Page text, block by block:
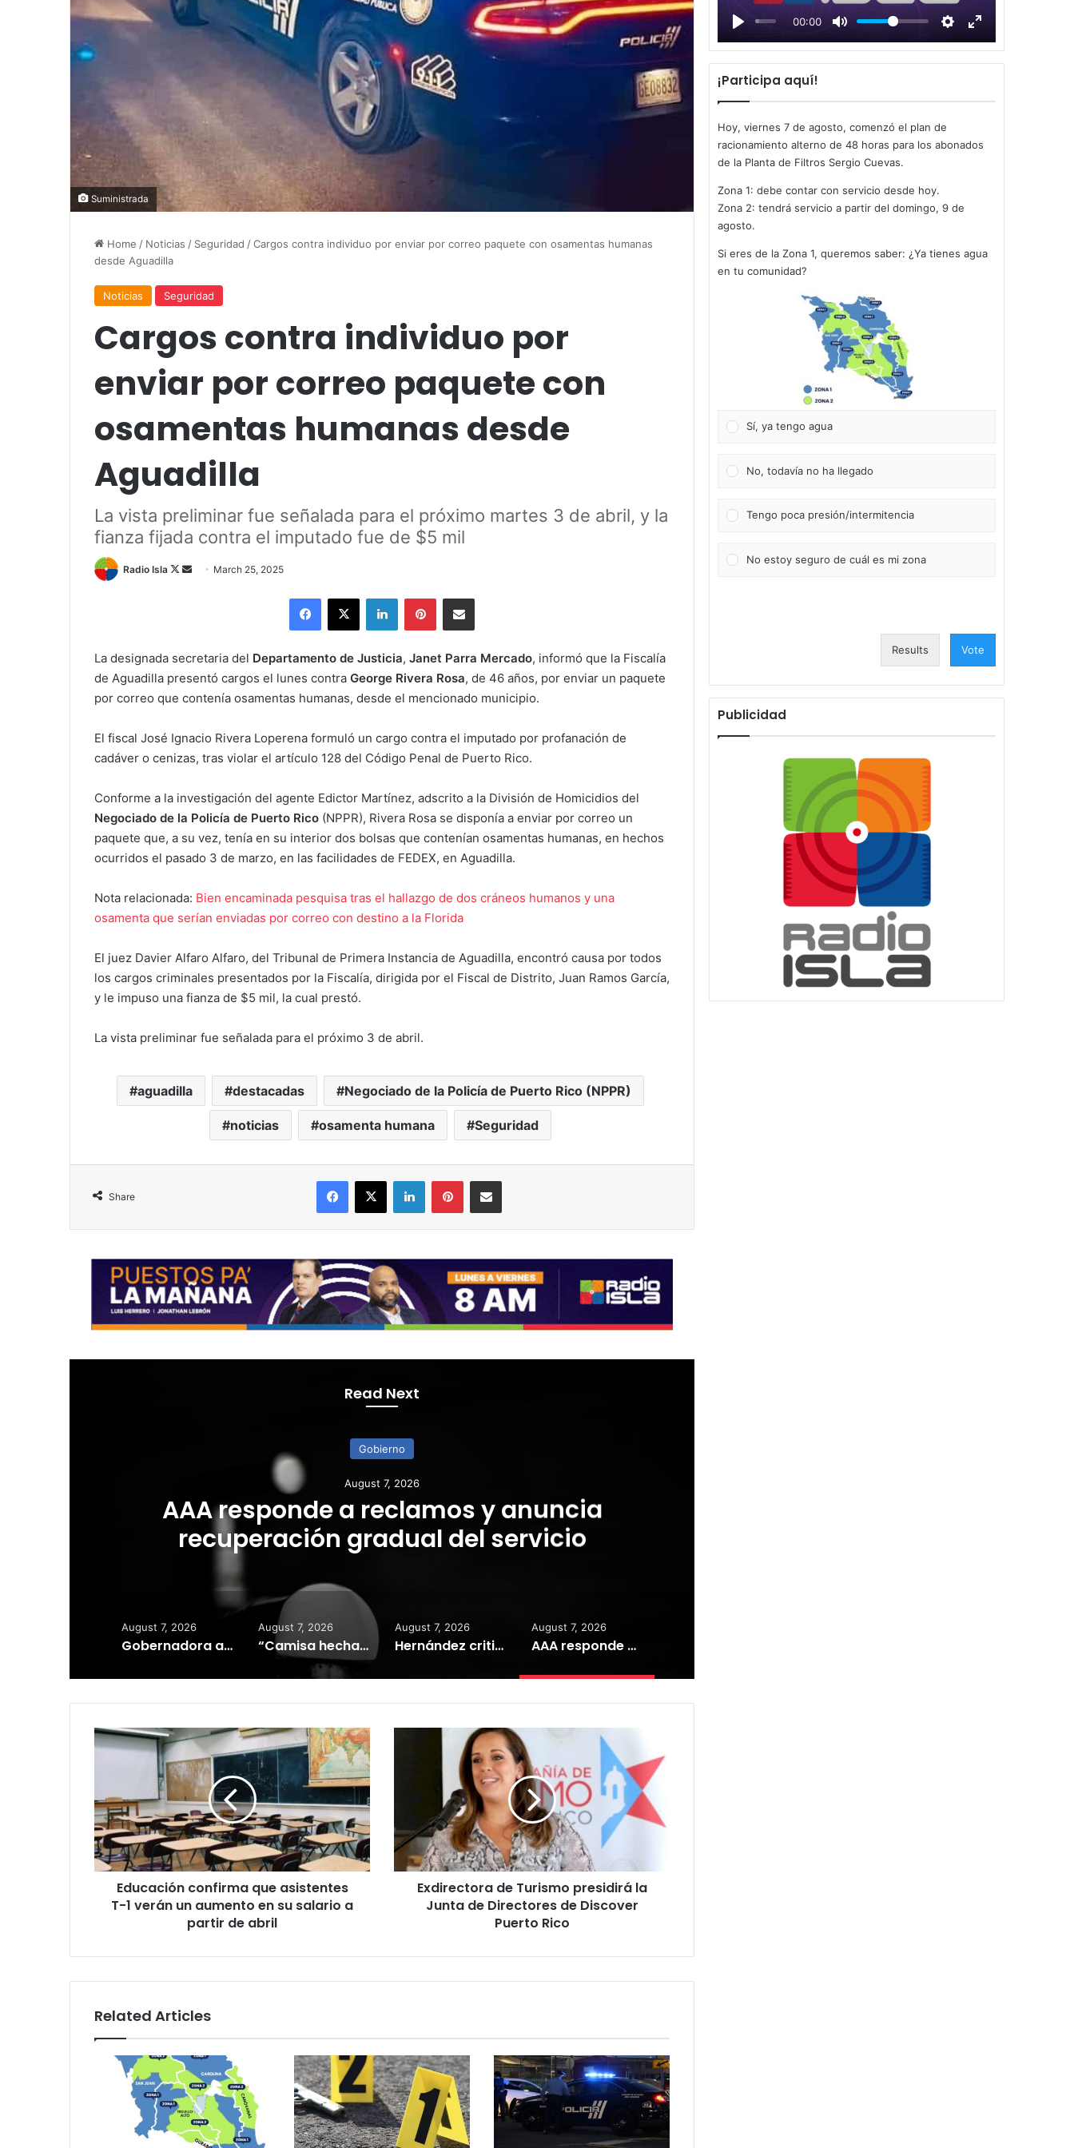
Suministrada
Home / Noticias / Seguridad /Cargos contra individuo por enviar por correo paquete con osamentas humanas
desde Aguadilla
Noticias Seguridad
Cargos contra individuo por
enviar por correo paquete con
osamentas humanas desde
Aguadilla
La vista preliminar fue señalada para el próximo martes 3 de abril, y la
fianza fijada contra el imputado fue de $5 mil
Radio Isla
Follow
Send March 25, 2025
Facebook
X LinkedInPinterestShare via Email
La designada secretaria del Departamento de Justicia, Janet Parra Mercado, informó que la Fiscalía
de Aguadilla presentó cargos el lunes contra George Rivera Rosa, de 46 años, por enviar un paquete
por correo que contenía osamentas humanas, desde el mencionado municipio.
El fiscal José Ignacio Rivera Loperena formuló un cargo contra el imputado por profanación de
cadáver o cenizas, tras violar el artículo 128 del Código Penal de Puerto Rico.
Conforme a la investigación del agente Edictor Martínez, adscrito a la División de Homicidios del
Negociado de la Policía de Puerto Rico (NPPR), Rivera Rosa se disponía a enviar por correo un
paquete que, a su vez, tenía en su interior dos bolsas que contenían osamentas humanas, en hechos
ocurridos el pasado 3 de marzo, en las facilidades de FEDEX, en Aguadilla.
Nota relacionada: Bien encaminada pesquisa tras el hallazgo de dos cráneos humanos y una
osamenta que serían enviadas por correo con destino a la Florida
El juez Davier Alfaro Alfaro, del Tribunal de Primera Instancia de Aguadilla, encontró causa por todos
los cargos criminales presentados por la Fiscalía, dirigida por el Fiscal de Distrito, Juan Ramos García,
y le impuso una fianza de $5 mil, la cual prestó.
La vista preliminar fue señalada para el próximo 3 de abril.
aguadilla destacadas Negociado de la Policía de Puerto Rico (NPPR)
noticias osamenta humana Seguridad
Share
Facebook
X LinkedInPinterestShare via Email
Read Next
Gobierno
August 7, 2026
AAA responde a reclamos y anuncia
recuperación gradual del servicio
August 7, 2026
Gobernadora activa la Guardia Nacional ante incendio forestal en Cayey
August 7, 2026
“Camisa hecha a la medida”: Planificador cuestiona aprobación de consulta de ubicación de Esencia
August 7, 2026
Hernández critica silencio del Senado tras salida de Domenech bajo investigación del FEI
August 7, 2026
AAA responde a reclamos y anuncia recuperación gradual del servicio
Educación
confirma
T-
1
verán
un
aumento
Educación confirma que asistentes
T-1 verán un aumento en su salario a
partir de abril
Exdirectora
de
Directores
de
DiscoverExdirectora de Turismo presidirá la
Junta de Directores de Discover
Puerto Rico
Related Articles
00:00
l
a
y
¡Participa aquí!
Hoy, viernes 7 de agosto, comenzó el plan de
racionamiento alterno de 48 horas para los abonados
de la Planta de Filtros Sergio Cuevas.
Zona 1: debe contar con servicio desde hoy.
Zona 2: tendrá servicio a partir del domingo, 9 de
agosto.
Si eres de la Zona 1, queremos saber: ¿Ya tienes agua
en tu comunidad?
Sí, ya tengo agua
No, todavía no ha llegado
Tengo poca presión/intermitencia
No estoy seguro de cuál es mi zona
Results Vote
Publicidad